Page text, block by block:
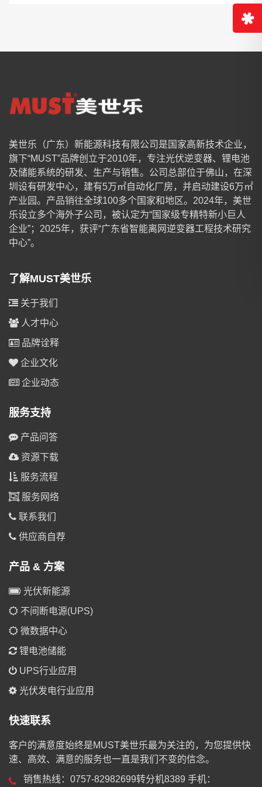
美世乐（广东）新能源科技有限公司是国家高新技术企业，
旗下“MUST”品牌创立于2010年，专注光伏逆变器、锂电池
及储能系统的研发、生产与销售。公司总部位于佛山，在深
圳设有研发中心，建有5万㎡自动化厂房，并启动建设6万㎡
产业园。产品销往全球100多个国家和地区。2024年，美世
乐设立多个海外子公司，被认定为“国家级专精特新小巨人
企业”；2025年，获评“广东省智能离网逆变器工程技术研究
中心”。
了解MUST美世乐
关于我们
人才中心
品牌诠释
企业文化
企业动态
服务支持
产品问答
资源下载
服务流程
服务网络
联系我们
供应商自荐
产品 & 方案
光伏新能源
不间断电源(UPS)
微数据中心
锂电池储能
UPS行业应用
光伏发电行业应用
快速联系
客户的满意度始终是MUST美世乐最为关注的，为您提供快
速、高效、满意的服务也一直是我们不变的信念。
销售热线：0757-82982699转分机8389 手机：